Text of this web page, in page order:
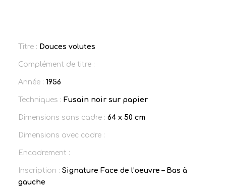
Titre : Douces volutes
Complément de titre :
Année : 1956
Techniques : Fusain noir sur papier
Dimensions sans cadre : 64 x 50 cm
Dimensions avec cadre :
Encadrement :
Inscription : Signature Face de l’oeuvre – Bas à
gauche